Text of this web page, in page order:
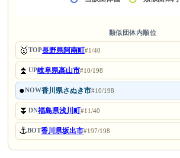
類似団体内順位
🥇TOP長野県阿南町#1/40
⏫UP岐阜県高山市#10/198
●NOW香川県さぬき市#10/198
⏬DN福島県浅川町#11/40
⚓BOT香川県坂出市#197/198